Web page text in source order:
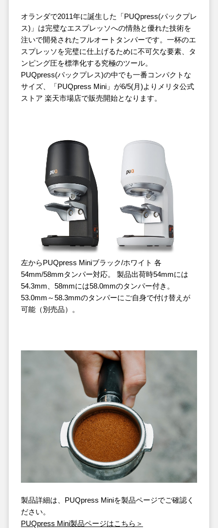
オランダで2011年に誕生した「PUQpress(パックプレ
ス)」は完璧なエスプレッソへの情熱と優れた技術を
注いで開発されたフルオートタンパーです。一杯のエ
スプレッソを完璧に仕上げるために不可欠な要素、タ
ンピング圧を標準化する究極のツール。
PUQpress(パックプレス)の中でも一番コンパクトな
サイズ、「PUQpress Mini」が6/5(月)よりメリタ公式
ストア 楽天市場店で販売開始となります。
左からPUQpress Miniブラック/ホワイト 各
54mm/58mmタンパー対応。 製品出荷時54mmには
54.3mm、58mmには58.0mmのタンパー付き。
53.0mm～58.3mmのタンパーにご自身で付け替えが
可能（別売品）。
製品詳細は、PUQpress Miniを製品ページでご確認く
ださい。
PUQpress Mini製品ページはこちら＞